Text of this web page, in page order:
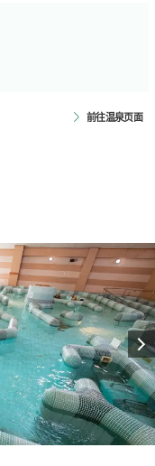
前往温泉页面